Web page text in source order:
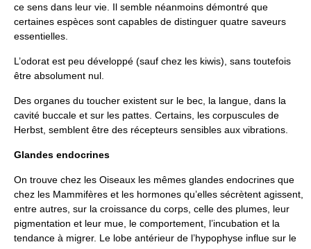
ce sens dans leur vie. Il semble néanmoins démontré que
certaines espèces sont capables de distinguer quatre saveurs
essentielles.
L’odorat est peu développé (sauf chez les kiwis), sans toutefois
être absolument nul.
Des organes du toucher existent sur le bec, la langue, dans la
cavité buccale et sur les pattes. Certains, les corpuscules de
Herbst, semblent être des récepteurs sensibles aux vibrations.
Glandes endocrines
On trouve chez les Oiseaux les mêmes glandes endocrines que
chez les Mammifères et les hormones qu’elles sécrètent agissent,
entre autres, sur la croissance du corps, celle des plumes, leur
pigmentation et leur mue, le comportement, l’incubation et la
tendance à migrer. Le lobe antérieur de l’hypophyse influe sur le